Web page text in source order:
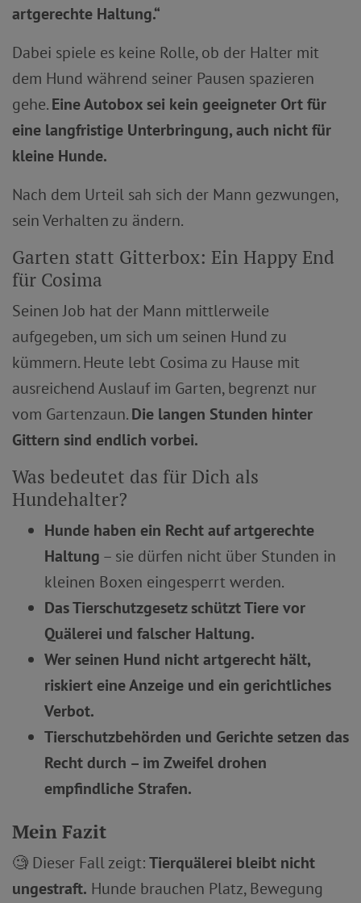
artgerechte Haltung.“
Dabei spiele es keine Rolle, ob der Halter mit
dem Hund während seiner Pausen spazieren
gehe.Eine Autobox sei kein geeigneter Ort für
eine langfristige Unterbringung, auch nicht für
kleine Hunde.
Nach dem Urteil sah sich der Mann gezwungen,
sein Verhalten zu ändern.
Garten statt Gitterbox: Ein Happy End
für Cosima
Seinen Job hat der Mann mittlerweile
aufgegeben, um sich um seinen Hund zu
kümmern. Heute lebt Cosima zu Hause mit
ausreichend Auslauf im Garten, begrenzt nur
vom Gartenzaun.Die langen Stunden hinter
Gittern sind endlich vorbei.
Was bedeutet das für Dich als
Hundehalter?
Hunde haben ein Recht auf artgerechte
Haltung – sie dürfen nicht über Stunden in
kleinen Boxen eingesperrt werden.
Das Tierschutzgesetz schützt Tiere vor
Quälerei und falscher Haltung.
Wer seinen Hund nicht artgerecht hält,
riskiert eine Anzeige und ein gerichtliches
Verbot.
Tierschutzbehörden und Gerichte setzen das
Recht durch – im Zweifel drohen
empfindliche Strafen.
Mein Fazit
🧐 Dieser Fall zeigt:Tierquälerei bleibt nicht
ungestraft. Hunde brauchen Platz, Bewegung